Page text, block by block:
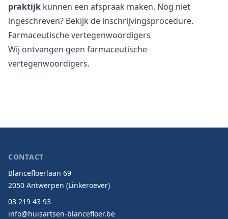
praktijk kunnen een afspraak maken. Nog niet
ingeschreven? Bekijk de inschrijvingsprocedure.
Farmaceutische vertegenwoordigers
Wij ontvangen geen farmaceutische
vertegenwoordigers.
CONTACT
Blancefloerlaan 69
2050 Antwerpen (Linkeroever)
03 219 43 93
info@huisartsen-blancefloer.be